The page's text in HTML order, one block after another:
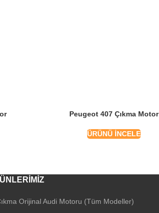
Peugeot 407 Çıkma Motor
ÜRÜNÜ İNCELE
Orijinal Audi Motoru (Tüm Modeller)